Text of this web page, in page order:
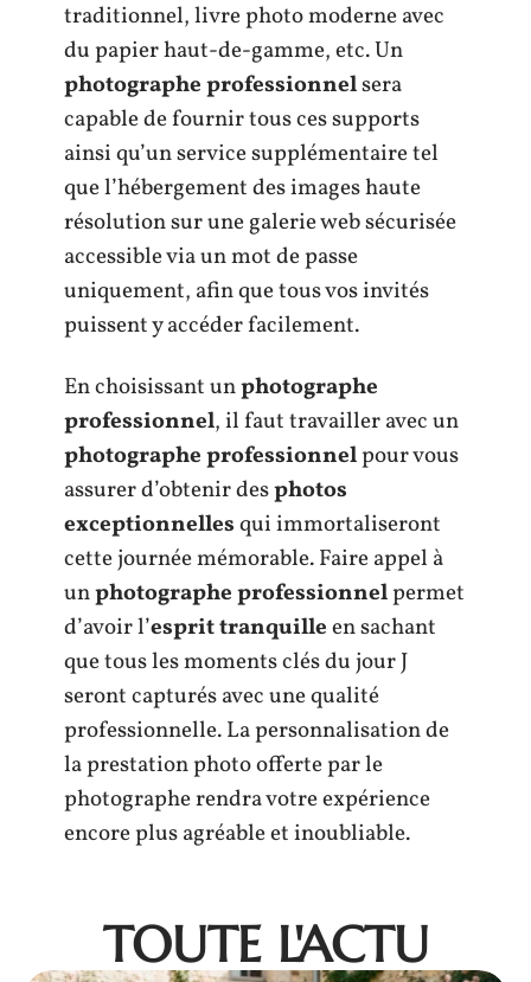
traditionnel, livre photo moderne avec
du papier haut-de-gamme, etc. Un
photographe professionnelsera
capable de fournir tous ces supports
ainsi qu’un service supplémentaire tel
que l’hébergement des images haute
résolution sur une galerie web sécurisée
accessible via un mot de passe
uniquement, afin que tous vos invités
puissent y accéder facilement.
En choisissant unphotographe
professionnel, il faut travailler avec un
photographe professionnelpour vous
assurer d’obtenir desphotos
exceptionnellesqui immortaliseront
cette journée mémorable. Faire appel à
unphotographe professionnelpermet
d’avoir l’esprit tranquilleen sachant
que tous les moments clés du jour J
seront capturés avec une qualité
professionnelle. La personnalisation de
la prestation photo offerte par le
photographe rendra votre expérience
encore plus agréable et inoubliable.
TOUTE L'ACTU